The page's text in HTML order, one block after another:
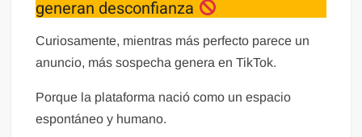
generan desconfianza
Curiosamente, mientras más perfecto parece un
anuncio, más sospecha genera en TikTok.
Porque la plataforma nació como un espacio
espontáneo y humano.